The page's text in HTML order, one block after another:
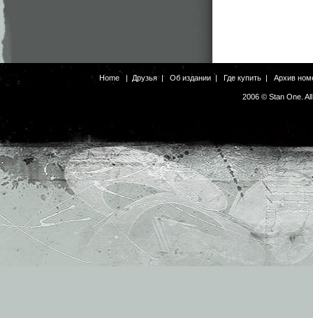
Home | Друзья| Об издании | Где купить | Архив
2006 © Stan One.